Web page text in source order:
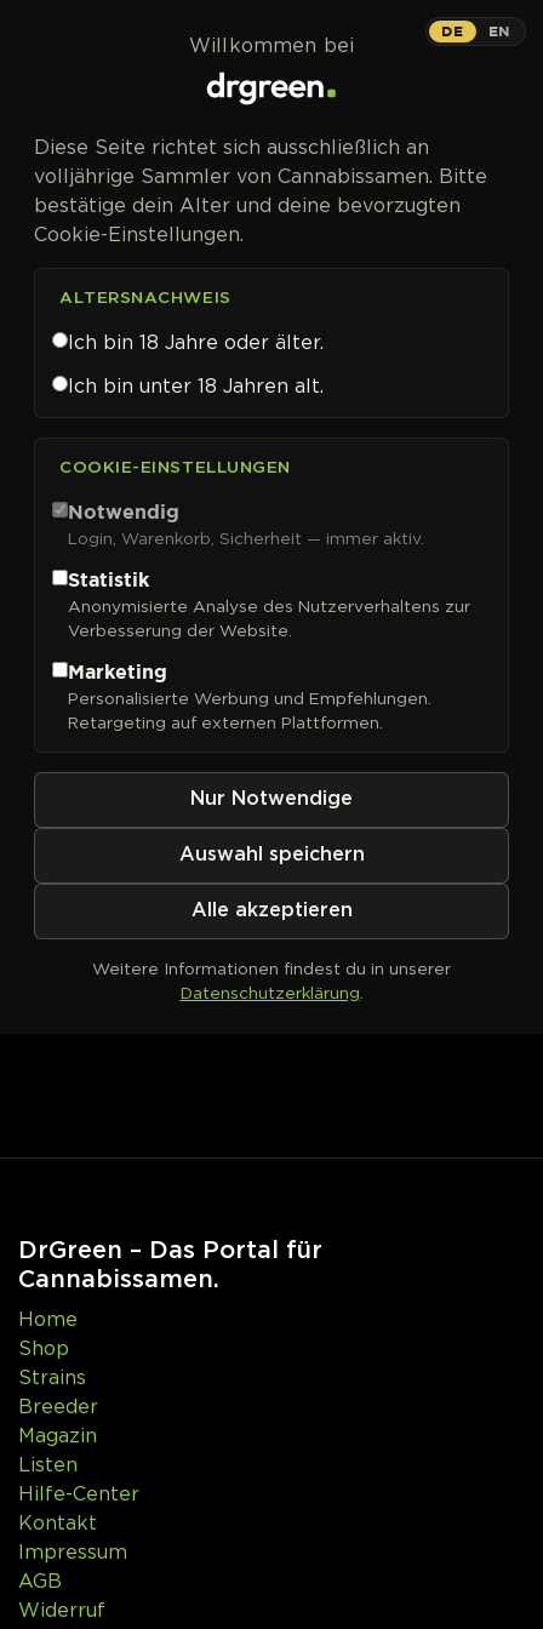
CANNABISSAMEN VON GREENHOUSE - STRAIN HUNTERS
KAUFEN
Greenhouse - Strain
Hunters
Sortieren nach
DrGreen – Das Portal für
Cannabissamen.
Home
Shop
Strains
Breeder
Magazin
Listen
Hilfe-Center
Kontakt
Impressum
AGB
Widerruf
DE EN
Willkommen bei
Diese Seite richtet sich ausschließlich an
volljährige Sammler von Cannabissamen. Bitte
bestätige dein Alter und deine bevorzugten
Cookie-Einstellungen.
ALTERSNACHWEIS
Ich bin 18 Jahre oder älter.
Ich bin unter 18 Jahren alt.
COOKIE-EINSTELLUNGEN
Notwendig
Login, Warenkorb, Sicherheit — immer aktiv.
Statistik
Anonymisierte Analyse des Nutzerverhaltens zur
Verbesserung der Website.
Marketing
Personalisierte Werbung und Empfehlungen.
Retargeting auf externen Plattformen.
Nur Notwendige
Auswahl speichern
Alle akzeptieren
Weitere Informationen findest du in unserer
Datenschutzerklärung